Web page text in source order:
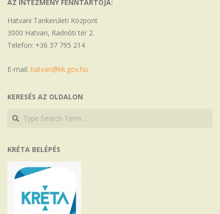
AZ INTÉZMÉNY FENNTARTÓJA:
Hatvani Tankerületi Központ
3000 Hatvan, Radnóti tér 2.
Telefon: +36 37 795 214
E-mail: hatvan@kk.gov.hu
KERESÉS AZ OLDALON
Search
Search
KRÉTA BELÉPÉS